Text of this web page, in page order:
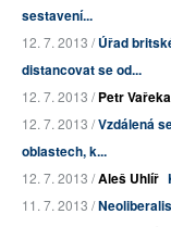
sestavení...
12. 7. 2013 /Úřad
distancovat se od...
12. 7. 2013 /Petr Vařeka
12. 7. 2013 /Vzdálená
oblastech, k...
12. 7. 2013 /Aleš Uhlíř
11. 7. 2013 /